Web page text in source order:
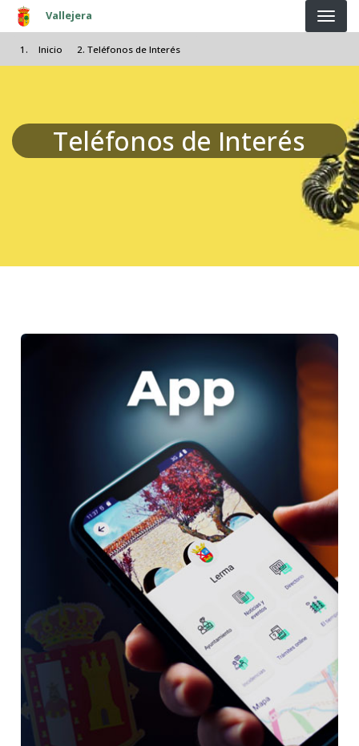
Pasar al contenido principal
Vallejera
Inicio Teléfonos de Interés
Teléfonos de Interés